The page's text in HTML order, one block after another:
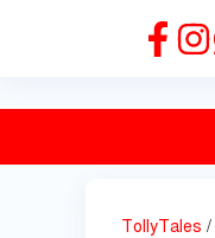
TollyTales /